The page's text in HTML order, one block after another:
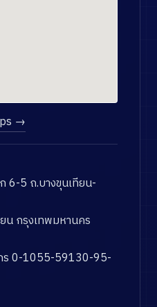
→
6-5 ถ.บางขุนเทียน-
น กรุงเทพมหานคร
ร 0-1055-59130-95-